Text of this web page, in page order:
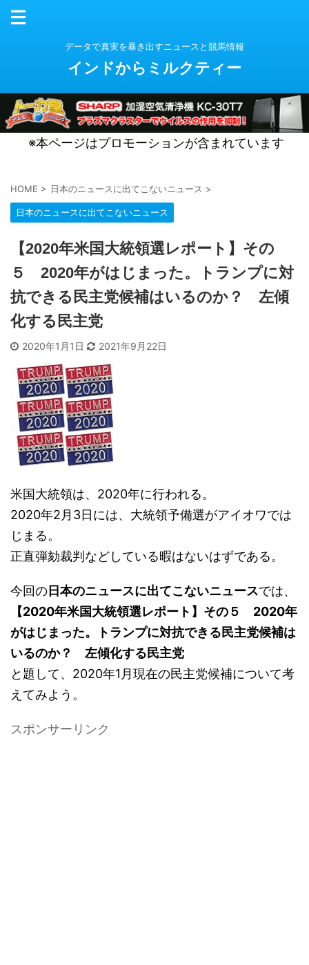
データで真実を暴き出すニュースと競馬情報
インドからミルクティー
※本ページはプロモーションが含まれています
HOME > 日本のニュースに出てこないニュース >
日本のニュースに出てこないニュース
【2020年米国大統領選レポート】その
５ 2020年がはじまった。トランプに対
抗できる民主党候補はいるのか？ 左傾
化する民主党
2020年1月1日 2021年9月22日
米国大統領は、2020年に行われる。
2020年2月3日には、大統領予備選がアイオワでは
じまる。
正直弾劾裁判などしている暇はないはずである。
今回の日本のニュースに出てこないニュースでは、
【2020年米国大統領選レポート】その５ 2020年
がはじまった。トランプに対抗できる民主党候補は
いるのか？ 左傾化する民主党
と題して、2020年1月現在の民主党候補について考
えてみよう。
スポンサーリンク